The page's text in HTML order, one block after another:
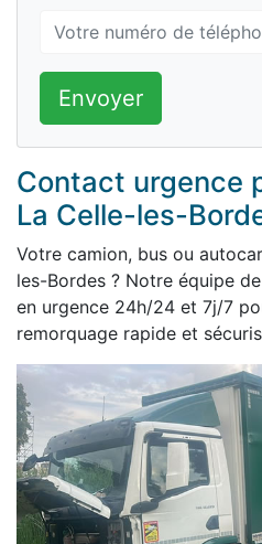
Envoyer
Contact urgence
La Celle-les-
Votre camion, bus ou
les-Bordes ? Notre équipe
en urgence 24h/24 et 7j/7
remorquage rapide et